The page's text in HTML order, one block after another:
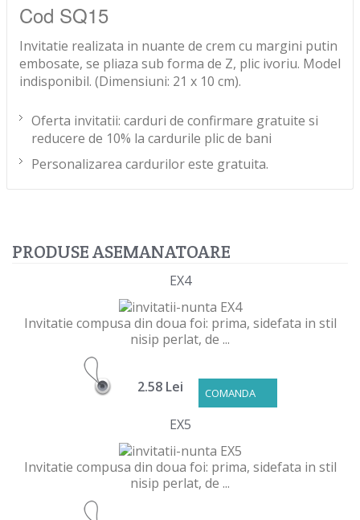
Cod SQ15
Invitatie realizata in nuante de crem cu margini putin
embosate, se pliaza sub forma de Z, plic ivoriu. Model
indisponibil. (Dimensiuni: 21 x 10 cm).
Oferta invitatii: carduri de confirmare gratuite si
reducere de 10% la cardurile plic de bani
Personalizarea cardurilor este gratuita.
PRODUSE ASEMANATOARE
EX4
Invitatie compusa din doua foi: prima, sidefata in stil
nisip perlat, de ...
COMANDA
2.58 Lei
EX5
Invitatie compusa din doua foi: prima, sidefata in stil
nisip perlat, de ...